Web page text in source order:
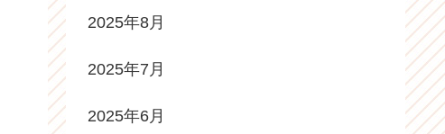
2025年8月
2025年7月
2025年6月